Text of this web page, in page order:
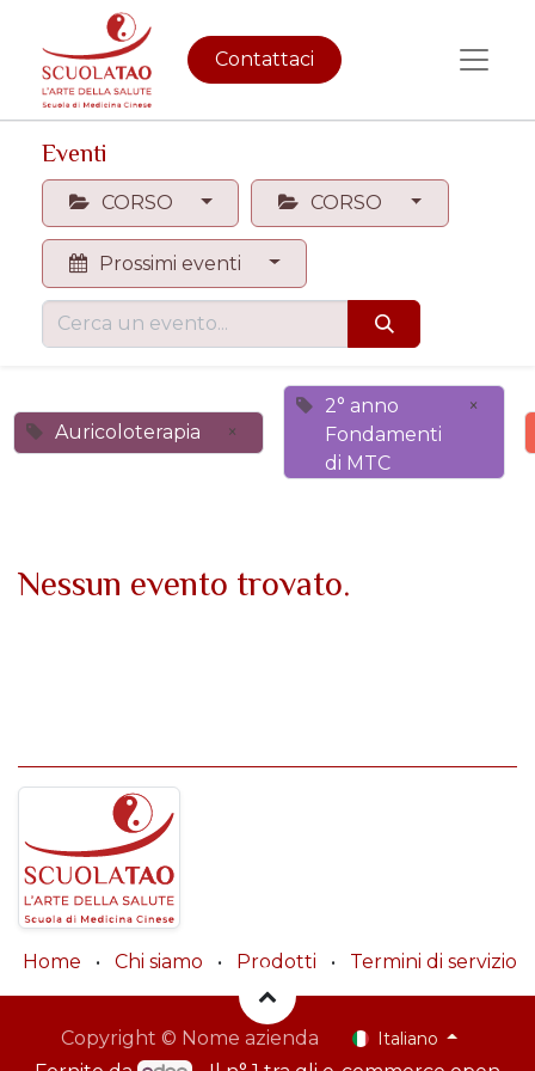
Contattaci
Eventi
CORSO CORSO
Prossimi eventi
Auricoloterapia ×
2° anno
Fondamenti
di MTC
×
Nessun evento trovato.
Home • Chi siamo • Prodotti • Termini di servizio
Copyright © Nome azienda Italiano